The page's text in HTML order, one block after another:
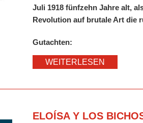
Juli 1918 fünfzehn Jahre alt,
Revolution auf brutale Art die
Gutachten:
WEITERLESEN
ELOÍSA Y LOS